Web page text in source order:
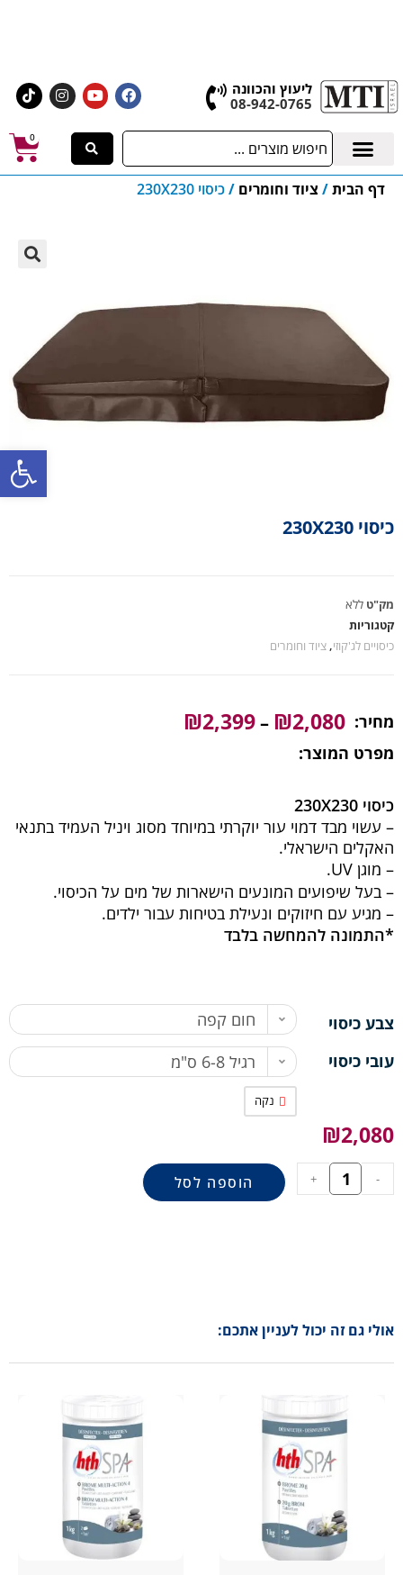
פתח סרגל נגישות
ליעוץ והכוונה
08-942-0765
0
דף הבית/ ציוד וחומרים /כיסוי 230X230
כיסוי 230X230
מק"ט ללא
קטגוריות
כיסויים לג'קוזי,ציוד וחומרים
מחיר: ₪2,080
–
₪2,399
מפרט המוצר:
כיסוי 230X230
– עשוי מבד דמוי עור יוקרתי במיוחד מסוג ויניל העמיד בתנאי
האקלים הישראלי.
– מוגן UV.
– בעל שיפועים המונעים הישארות של מים על הכיסוי.
– מגיע עם חיזוקים ונעילת בטיחות עבור ילדים.
*התמונה להמחשה בלבד
צבע כיסוי
חום קפה
עובי כיסוי
רגיל 6-8 ס"מ
נקה
₪2,080
-
+ הוספה לסל
אולי גם זה יכול לעניין אתכם: